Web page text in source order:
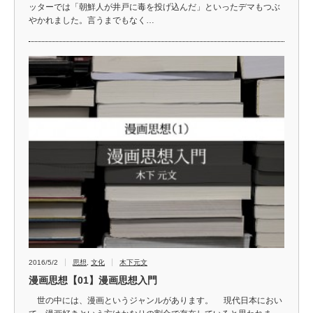
ッターでは「朝鮮人が井戸に毒を投げ込んだ」といったデマもつぶ
やかれました。言うまでもなく…
2016/5/2 思想 文化 木下元文
漫画思想【01】漫画思想入門
世の中には、漫画というジャンルがあります。 現代日本におい